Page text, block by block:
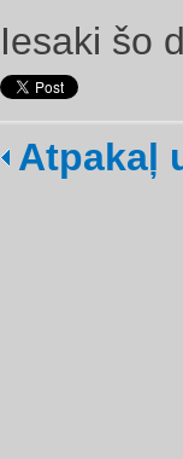
Iesaki šo
Atpakaļ